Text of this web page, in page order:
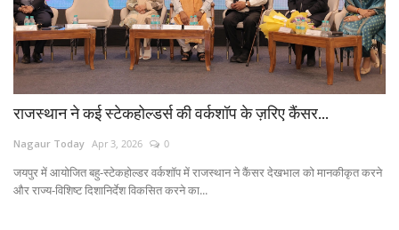
राजस्थान ने कई स्टेकहोल्डर्स की वर्कशॉप के ज़रिए कैंसर...
Nagaur Today Apr 3, 2026 0
जयपुर में आयोजित बहु-स्टेकहोल्डर वर्कशॉप में राजस्थान ने कैंसर देखभाल को मानकीकृत करने
और राज्य-विशिष्ट दिशानिर्देश विकसित करने का...